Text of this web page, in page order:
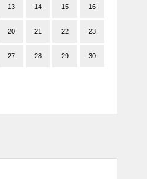
13 14 15 16
20 21 22 23
27 28 29 30